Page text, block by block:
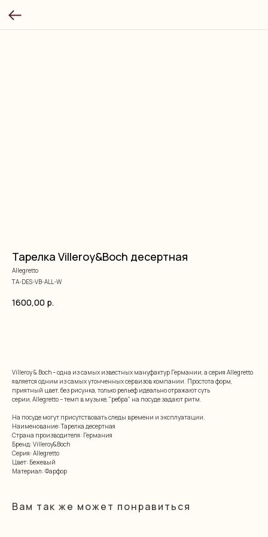
Тарелка Villeroy&Boch десертная
Allegretto
TA-DES-VB-ALL-W
1600,00 р.
Villeroy & Boch – одна из самых известных мануфактур Германии, а серия Allegretto
является одним из самых утонченных сервизов компании. Простота форм,
приятный цвет, без рисунка, только рельеф идеально отражают суть
серии, Allegretto – темп в музыке, "ребра" на посуде задают ритм.
На посуде могут присутствовать следы времени и эксплуатации.
Наименование: Тарелка десертная
Страна производителя: Германия
Бренд: Villeroy&Boch
Серия: Allegretto
Цвет: Бежевый
Материал: Фарфор
Вам так же может понравиться